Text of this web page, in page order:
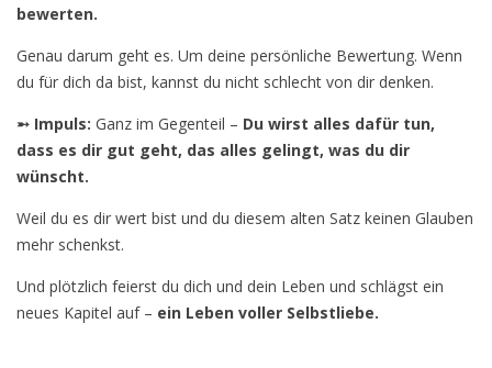
bewerten.
Genau darum geht es. Um deine persönliche Bewertung. Wenn
du für dich da bist, kannst du nicht schlecht von dir denken.
➵ Impuls: Ganz im Gegenteil – Du wirst alles dafür tun,
dass es dir gut geht, das alles gelingt, was du dir
wünscht.
Weil du es dir wert bist und du diesem alten Satz keinen Glauben
mehr schenkst.
Und plötzlich feierst du dich und dein Leben und schlägst ein
neues Kapitel auf – ein Leben voller Selbstliebe.